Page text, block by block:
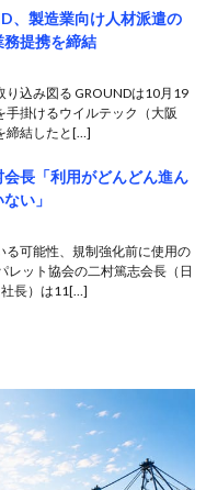
、製造業向け人材派遣の
提携を締結
込み図る GROUNDは10月19
手掛けるウイルテック（大阪
締結したと[…]
長「利用がどんどん進ん
い」
る可能性、規制強化前に使用の
レット協会の二村篤志会長（日
社長）は11[…]